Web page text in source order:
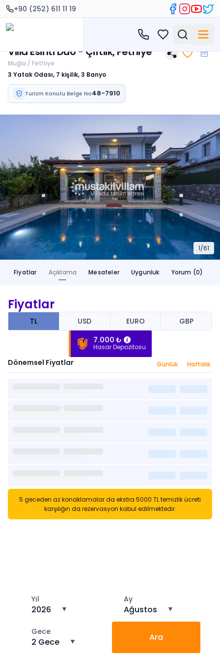
+90 (252) 611 11 19
Villa Esinti Duo - Çiftlik, Fethiye
Muğla / Fethiye
3 Yatak Odası, 7 kişilik, 3 Banyo
Turizm Konutu Belge No48-7910
1/61
Fiyatlar Açıklama Mesafeler Uygunluk Yorum (0)
Fiyatlar
TL USD EURO
GBP
7.000 ₺
Hasar Depozitosu
Dönemsel Fiyatlar Günlük Haftalık
5 geceden az konaklamalar da ekstra 5000 TL temizlik ücreti
karşılığın da rezervasyon kabul edilmektedir.
Yıl
2026 ▼
Ay
Ağustos ▼
Gece
2 Gece ▼ Ara